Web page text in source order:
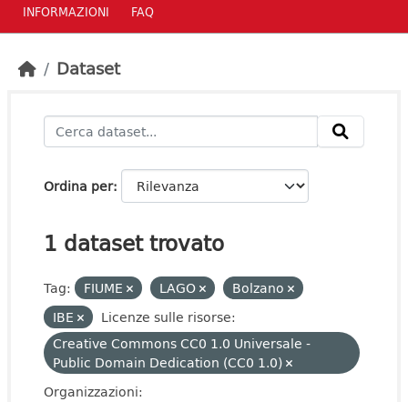
INFORMAZIONI FAQ
Dataset
Ordina per
1 dataset trovato
Tag: FIUME LAGO
Bolzano
IBE
Licenze sulle risorse:
Creative Commons CC0 1.0 Universale -
Public Domain Dedication (CC0 1.0)
Organizzazioni: